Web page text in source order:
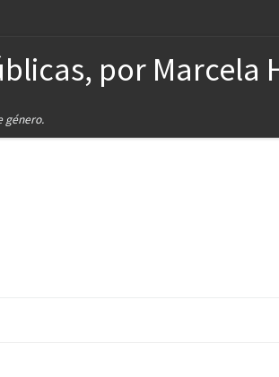
por Marcela
género.